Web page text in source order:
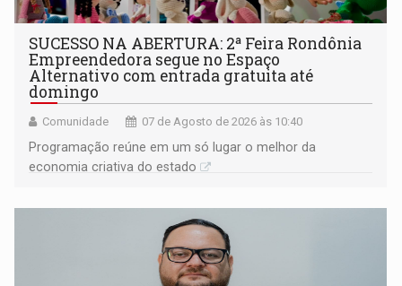
SUCESSO NA ABERTURA: 2ª Feira Rondônia
Empreendedora segue no Espaço
Alternativo com entrada gratuita até
domingo
Comunidade 07 de Agosto de 2026 às 10:40
Programação reúne em um só lugar o melhor da
economia criativa do estado